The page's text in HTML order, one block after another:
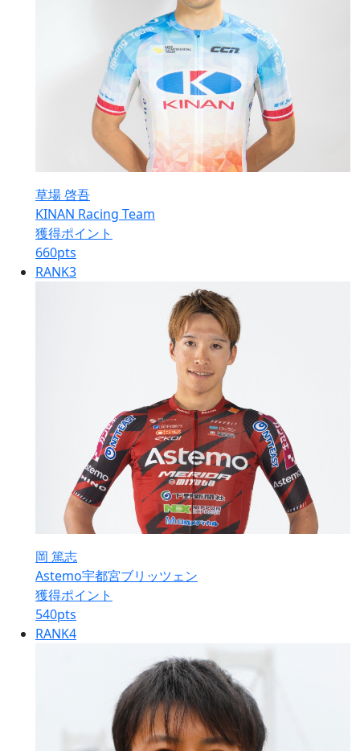
草場 啓吾
KINAN Racing Team
獲得ポイント
660pts
RANK3
岡 篤志
Astemo宇都宮ブリッツェン
獲得ポイント
540pts
RANK4